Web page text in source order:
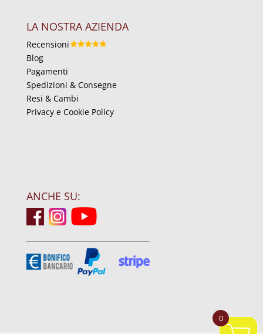
LA NOSTRA AZIENDA
Recensioni
Blog
Pagamenti
Spedizioni & Consegne
Resi & Cambi
Privacy e Cookie Policy
ANCHE SU:
0